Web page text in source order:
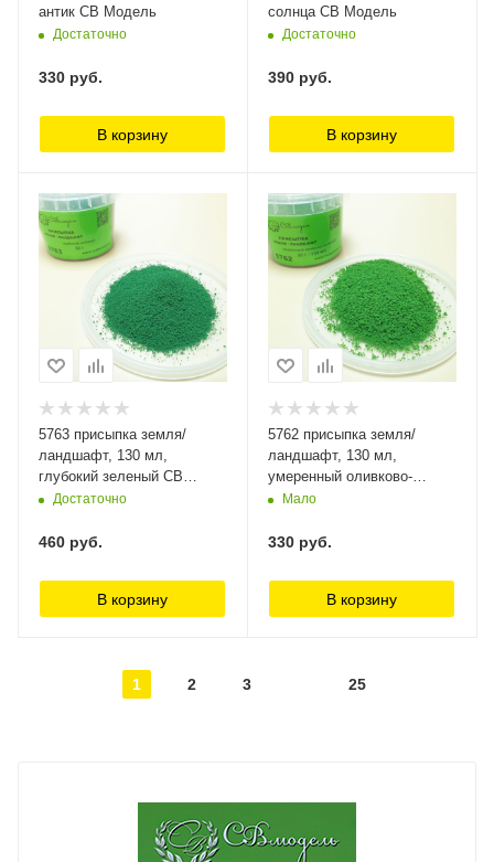
антик СВ Модель
Достаточно
330 руб.
В корзину
солнца СВ Модель
Достаточно
390 руб.
В корзину
5763 присыпка земля/
ландшафт, 130 мл,
глубокий зеленый СВ
Модель
Достаточно
460 руб.
В корзину
5762 присыпка земля/
ландшафт, 130 мл,
умеренный оливково-
зеленый СВ Модель
Мало
330 руб.
В корзину
1 2 3 25